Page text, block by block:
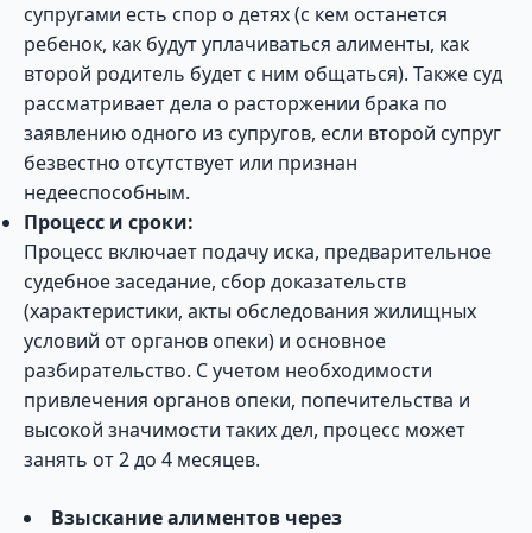
супругами есть спор о детях (с кем останется
ребенок, как будут уплачиваться алименты, как
второй родитель будет с ним общаться). Также суд
рассматривает дела о расторжении брака по
заявлению одного из супругов, если второй супруг
безвестно отсутствует или признан
недееспособным.
Процесс и сроки:
Процесс включает подачу иска, предварительное
судебное заседание, сбор доказательств
(характеристики, акты обследования жилищных
условий от органов опеки) и основное
разбирательство. С учетом необходимости
привлечения органов опеки, попечительства и
высокой значимости таких дел, процесс может
занять от 2 до 4 месяцев.
Взыскание алиментов через